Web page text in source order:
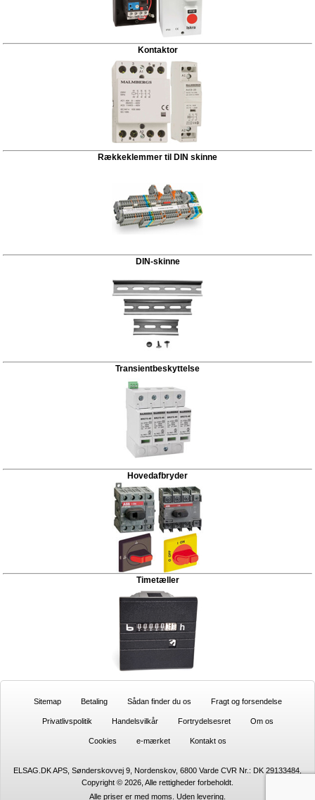
Kontaktor
Rækkeklemmer til DIN skinne
DIN-skinne
Transientbeskyttelse
Hovedafbryder
Timetæller
Sitemap Betaling Sådan finder du os Fragt og forsendelse
Privatlivspolitik Handelsvilkår Fortrydelsesret Om os
Cookies e-mærket Kontakt os
ELSAG.DK APS, Sønderskovvej 9, Nordenskov, 6800 Varde CVR Nr.: DK 29133484,
Copyright © 2026, Alle rettigheder forbeholdt.
Alle priser er med moms. Uden levering.